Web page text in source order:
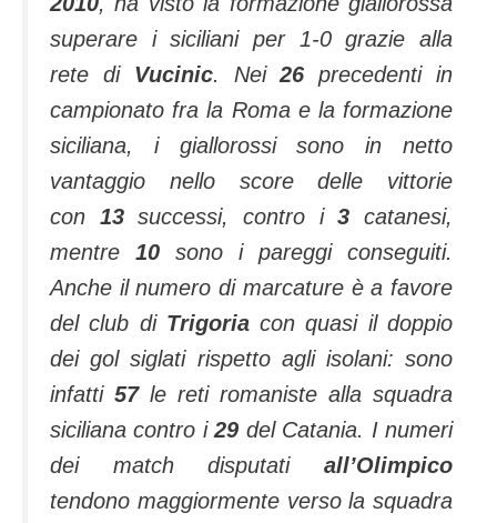
superare i siciliani per 1-0 grazie alla
rete di Vucinic. Nei26precedenti in
campionato fra la Roma e la formazione
siciliana, i giallorossi sono in netto
vantaggio nello scoredelle vittorie
con 13successi, contro i3catanesi,
mentre 10 sono i pareggi conseguiti.
Anche il numero di marcature è a favore
del club di Trigoriacon quasi il doppio
dei gol siglati rispetto agli isolani: sono
infatti 57 le reti romaniste alla squadra
siciliana contro i29 del Catania. I numeri
dei match disputati all’Olimpico
tendono maggiormente verso la squadra